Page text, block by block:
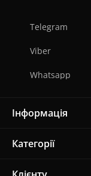
Telegram
Viber
Whatsapp
Інформація
Категорії